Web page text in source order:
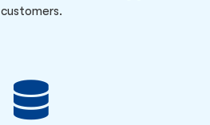
customers.